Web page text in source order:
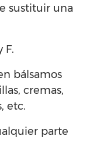
sustituir una
F.
bálsamos
cremas,
etc.
parte